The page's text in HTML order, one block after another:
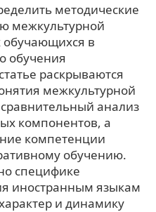
методические
межкультурной
обучающихся в
обучения
раскрываются
межкультурной
анализ
компонентов, а
компетенции
обучению.
специфике
иностранным языкам
и динамику